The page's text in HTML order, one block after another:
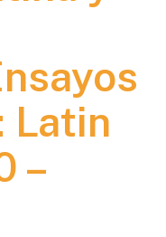
Latin
–